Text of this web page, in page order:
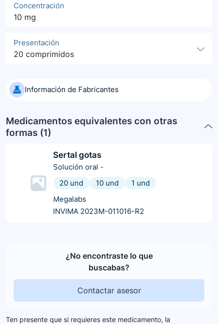
Concentración
10 mg
Presentación
20 comprimidos
Información de Fabricantes
Medicamentos equivalentes con otras
formas (1)
Sertal gotas
Solución oral -
20 und
10 und
1 und
Megalabs
INVIMA 2023M-011016-R2
¿No encontraste lo que
buscabas?
Contactar asesor
Ten presente que si requieres este medicamento, la